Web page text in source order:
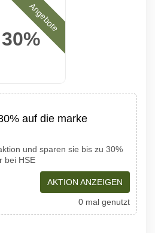
30%
Angebote
auf die marke
und sparen sie bis zu 30%
bei HSE
AKTION ANZEIGEN
0 mal genutzt